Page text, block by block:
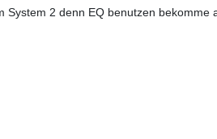
System 2 denn EQ benutzen